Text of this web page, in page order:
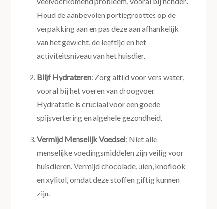
Houd de aanbevolen portiegroottes op de
verpakking aan en pas deze aan afhankelijk
van het gewicht, de leeftijd en het
activiteitsniveau van het huisdier.
Blijf Hydrateren: Zorg altijd voor vers water,
vooral bij het voeren van droogvoer.
Hydratatie is cruciaal voor een goede
spijsvertering en algehele gezondheid.
Vermijd Menselijk Voedsel: Niet alle
menselijke voedingsmiddelen zijn veilig voor
huisdieren. Vermijd chocolade, uien, knoflook
en xylitol, omdat deze stoffen giftig kunnen
zijn.